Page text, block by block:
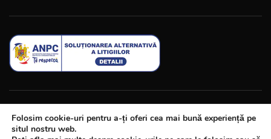
Folosim cookie-uri pentru a-ți oferi cea mai bună experiență pe
situl nostru web.